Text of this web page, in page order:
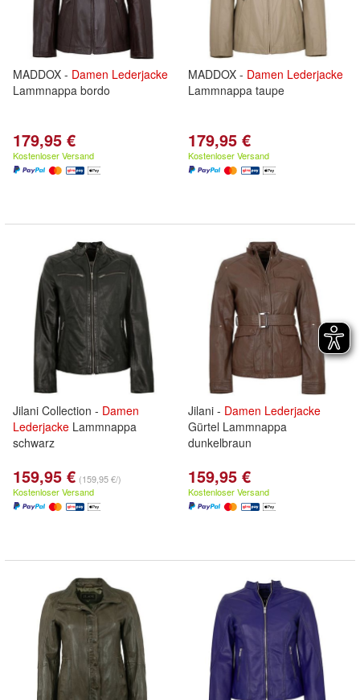
MADDOX - Damen Lederjacke
Lammnappa bordo
179,95 €
Kostenloser Versand
MADDOX - Damen Lederjacke
Lammnappa taupe
179,95 €
Kostenloser Versand
Jilani Collection - Damen
Lederjacke Lammnappa
schwarz
159,95 € (159,95 €/)
Kostenloser Versand
Jilani - Damen Lederjacke
Gürtel Lammnappa
dunkelbraun
159,95 €
Kostenloser Versand